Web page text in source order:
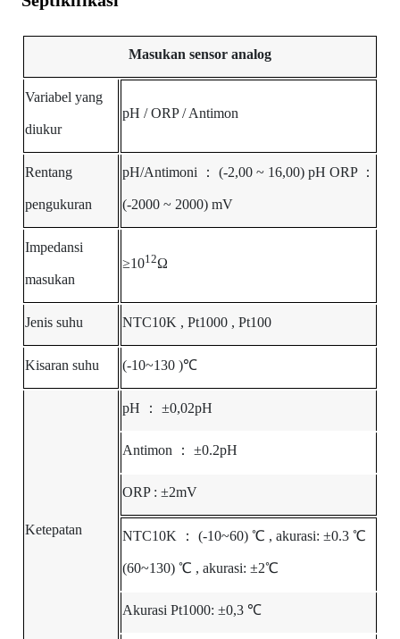
Masukan sensor analog
Variabel yang
diukur
pH / ORP / Antimon
Rentang
pengukuran
pH/Antimoni ： (-2,00 ~ 16,00) pH ORP ：
(-2000 ~ 2000) mV
Impedansi
masukan
≥1012Ω
Jenis suhu NTC10K , Pt1000 , Pt100
Kisaran suhu (-10~130 )℃
Ketepatan
pH ： ±0,02pH
Antimon ： ±0.2pH
ORP : ±2mV
NTC10K ： (-10~60) ℃ , akurasi: ±0.3 ℃
(60~130) ℃ , akurasi: ±2℃
Akurasi Pt1000: ±0,3 ℃